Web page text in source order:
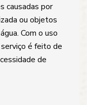
causadas por
ou objetos
Com o uso
é feito de
de